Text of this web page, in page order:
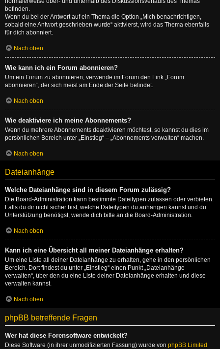
befinden.
Wenn du bei der Antwort auf ein Thema die Option „Mich benachrichtigen,
sobald eine Antwort geschrieben wurde“ aktivierst, wird das Thema ebenfalls
für dich abonniert.
Nach oben
Wie kann ich ein Forum abonnieren?
Um ein Forum zu abonnieren, verwende im Forum den Link „Forum
abonnieren“, der sich meist am Ende der Seite befindet.
Nach oben
Wie deaktiviere ich meine Abonnements?
Wenn du mehrere Abonnements deaktivieren möchtest, so kannst du dies im
persönlichen Bereich unter „Einstieg“ – „Abonnements verwalten“ machen.
Nach oben
Dateianhänge
Welche Dateianhänge sind in diesem Forum zulässig?
Die Board-Administration kann bestimmte Dateitypen zulassen oder verbieten.
Falls du dir nicht sicher bist, welche Dateitypen du anhängen kannst und du
Unterstützung benötigst, wende dich bitte an die Board-Administration.
Nach oben
Kann ich eine Übersicht all meiner Dateianhänge erhalten?
Um eine Liste all deiner Dateianhänge zu erhalten, gehe in den persönlichen
Bereich. Dort findest du unter „Einstieg“ einen Punkt „Dateianhänge
verwalten“, über den du eine Liste deiner Dateianhänge erhalten und diese
verwalten kannst.
Nach oben
phpBB betreffende Fragen
Wer hat diese Forensoftware entwickelt?
Diese Software (in ihrer unmodifizierten Fassung) wurde von phpBB Limited